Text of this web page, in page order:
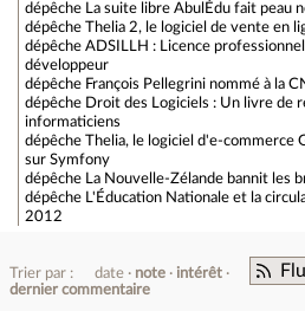
dépêche
La suite libre AbulÉdu fait peau
dépêche Thelia 2, le logiciel de vente en
dépêche ADSILLH : Licence
développeur
dépêche François Pellegrini nommé à la
dépêche Droit des Logiciels : Un livre de
informaticiens
dépêche Thelia, le logiciel d'e-commerce
sur Symfony
dépêche
La Nouvelle-Zélande bannit les
dépêche
L'Éducation Nationale et la
2012
Trier par : date note
intérêt
dernier commentaire